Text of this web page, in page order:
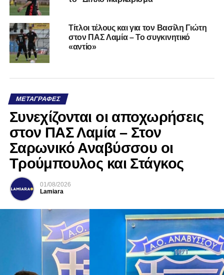
Τίτλοι τέλους και για τον Βασίλη Γιώτη
στον ΠΑΣ Λαμία – Το συγκινητικό
«αντίο»
ΜΕΤΑΓΡΑΦΈΣ
Συνεχίζονται οι αποχωρήσεις
στον ΠΑΣ Λαμία – Στον
Σαρωνικό Αναβύσσου οι
Τρούμπουλος και Στάγκος
01/08/2026
Lamiara